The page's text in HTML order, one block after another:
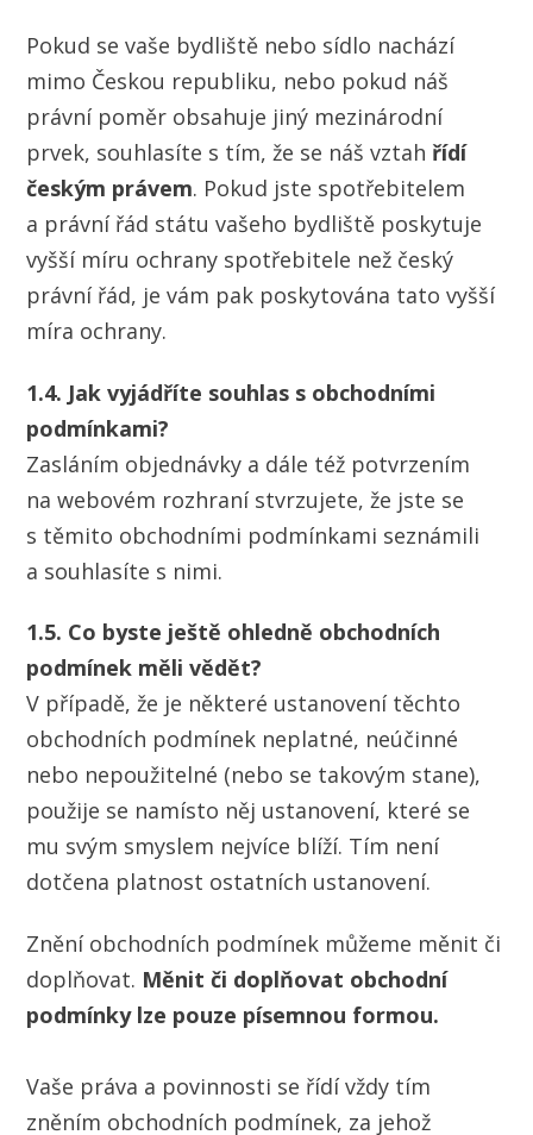
Pokud se vaše bydliště nebo sídlo nachází
mimo Českou republiku, nebo pokud náš
právní poměr obsahuje jiný mezinárodní
prvek, souhlasíte s tím, že se náš vztah řídí
českým právem. Pokud jste spotřebitelem
a právní řád státu vašeho bydliště poskytuje
vyšší míru ochrany spotřebitele než český
právní řád, je vám pak poskytována tato vyšší
míra ochrany.
1.4. Jak vyjádříte souhlas s obchodními
podmínkami?
Zasláním objednávky a dále též potvrzením
na webovém rozhraní stvrzujete, že jste se
s těmito obchodními podmínkami seznámili
a souhlasíte s nimi.
1.5. Co byste ještě ohledně obchodních
podmínek měli vědět?
V případě, že je některé ustanovení těchto
obchodních podmínek neplatné, neúčinné
nebo nepoužitelné (nebo se takovým stane),
použije se namísto něj ustanovení, které se
mu svým smyslem nejvíce blíží. Tím není
dotčena platnost ostatních ustanovení.
Znění obchodních podmínek můžeme měnit či
doplňovat. Měnit či doplňovat obchodní
podmínky lze pouze písemnou formou.
Vaše práva a povinnosti se řídí vždy tím
zněním obchodních podmínek, za jehož